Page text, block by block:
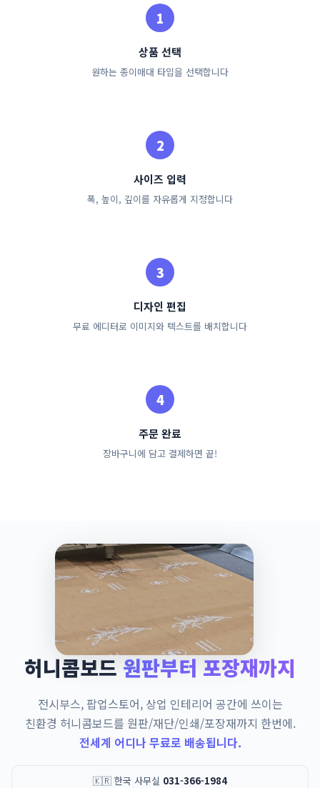
상품 선택
원하는 종이매대 타입을 선택합니다
사이즈 입력
폭, 높이, 깊이를 자유롭게 지정합니다
디자인 편집
무료 에디터로 이미지와 텍스트를 배치합니다
주문 완료
장바구니에 담고 결제하면 끝!
허니콤보드 원판부터 포장재까지
전시부스, 팝업스토어, 상업 인테리어 공간에 쓰이는
친환경 허니콤보드를 원판/재단/인쇄/포장재까지 한번에.
전세계 어디나 무료로 배송됩니다.
🇰🇷 한국 사무실 031-366-1984